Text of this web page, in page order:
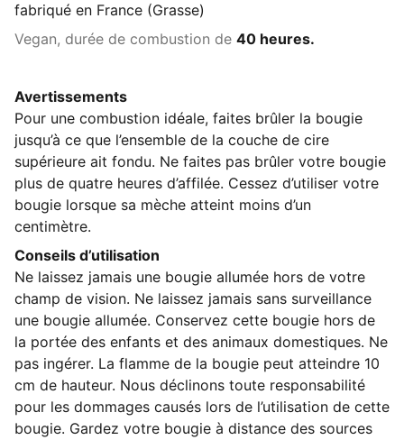
fabriqué en France (Grasse)
Vegan, durée de combustion de 40 heures.
Avertissements
Pour une combustion idéale, faites brûler la bougie
jusqu’à ce que l’ensemble de la couche de cire
supérieure ait fondu. Ne faites pas brûler votre bougie
plus de quatre heures d’affilée. Cessez d’utiliser votre
bougie lorsque sa mèche atteint moins d’un
centimètre.
Conseils d’utilisation
Ne laissez jamais une bougie allumée hors de votre
champ de vision. Ne laissez jamais sans surveillance
une bougie allumée. Conservez cette bougie hors de
la portée des enfants et des animaux domestiques. Ne
pas ingérer. La flamme de la bougie peut atteindre 10
cm de hauteur. Nous déclinons toute responsabilité
pour les dommages causés lors de l’utilisation de cette
bougie. Gardez votre bougie à distance des sources